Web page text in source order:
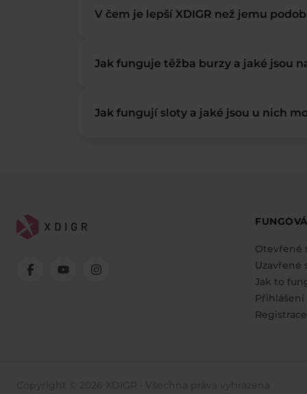
V čem je lepší XDIGR než jemu
Jak funguje těžba burzy a jaké jsou
Jak fungují sloty a jaké jsou u nich
Otevřené
Uzavřené
Jak to
Přihlášení
Registrace